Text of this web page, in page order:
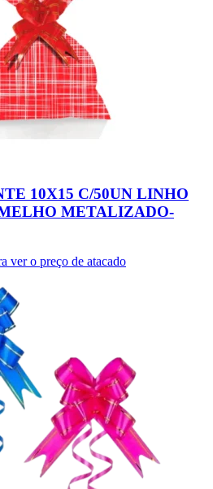
10X15 C/50UN LINHO
METALIZADO-
ver o preço de atacado